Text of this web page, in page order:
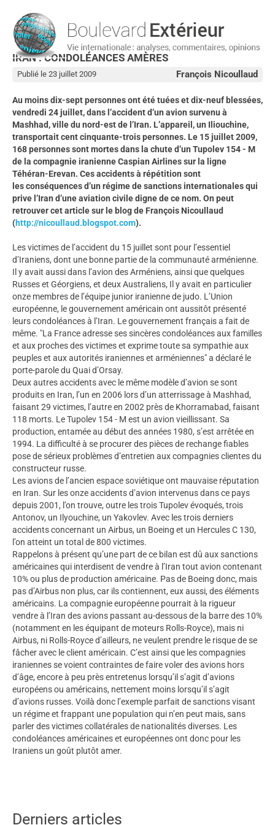
IRAN : CONDOLÉANCES AMÈRES
François Nicoullaud
Publié le 23 juillet 2009
Au moins dix-sept personnes ont été tuées et dix-neuf blessées,
vendredi 24 juillet, dans l’accident d’un avion survenu à
Mashhad, ville du nord-est de l’Iran. L’appareil, un Iliouchine,
transportait cent cinquante-trois personnes. Le 15 juillet 2009,
168 personnes sont mortes dans la chute d’un Tupolev 154 - M
de la compagnie iranienne Caspian Airlines sur la ligne
Téhéran-Erevan. Ces accidents à répétition sont
les conséquences d’un régime de sanctions internationales qui
prive l’Iran d’une aviation civile digne de ce nom. On peut
retrouver cet article sur le blog de François Nicoullaud
(http://nicoullaud.blogspot.com).
Les victimes de l’accident du 15 juillet sont pour l’essentiel
d’Iraniens, dont une bonne partie de la communauté arménienne.
Il y avait aussi dans l’avion des Arméniens, ainsi que quelques
Russes et Géorgiens, et deux Australiens, Il y avait en particulier
onze membres de l’équipe junior iranienne de judo. L’Union
européenne, le gouvernement américain ont aussitôt présenté
leurs condoléances à l’Iran. Le gouvernement français a fait de
même. "La France adresse ses sincères condoléances aux familles
et aux proches des victimes et exprime toute sa sympathie aux
peuples et aux autorités iraniennes et arméniennes" a déclaré le
porte-parole du Quai d’Orsay.
Deux autres accidents avec le même modèle d’avion se sont
produits en Iran, l’un en 2006 lors d’un atterrissage à Mashhad,
faisant 29 victimes, l’autre en 2002 près de Khorramabad, faisant
118 morts. Le Tupolev 154 - M est un avion vieillissant. Sa
production, entamée au début des années 1980, s’est arrêtée en
1994. La difficulté à se procurer des pièces de rechange fiables
pose de sérieux problèmes d’entretien aux compagnies clientes du
constructeur russe.
Les avions de l’ancien espace soviétique ont mauvaise réputation
en Iran. Sur les onze accidents d’avion intervenus dans ce pays
depuis 2001, l’on trouve, outre les trois Tupolev évoqués, trois
Antonov, un Ilyouchine, un Yakovlev. Avec les trois derniers
accidents concernant un Airbus, un Boeing et un Hercules C 130,
l’on atteint un total de 800 victimes.
Rappelons à présent qu’une part de ce bilan est dû aux sanctions
américaines qui interdisent de vendre à l’Iran tout avion contenant
10% ou plus de production américaine. Pas de Boeing donc, mais
pas d’Airbus non plus, car ils contiennent, eux aussi, des éléments
américains. La compagnie européenne pourrait à la rigueur
vendre à l’Iran des avions passant au-dessous de la barre des 10%
(notamment en les équipant de moteurs Rolls-Royce), mais ni
Airbus, ni Rolls-Royce d’ailleurs, ne veulent prendre le risque de se
fâcher avec le client américain. C’est ainsi que les compagnies
iraniennes se voient contraintes de faire voler des avions hors
d’âge, encore à peu près entretenus lorsqu’il s’agit d’avions
européens ou américains, nettement moins lorsqu’il s’agit
d’avions russes. Voilà donc l’exemple parfait de sanctions visant
un régime et frappant une population qui n’en peut mais, sans
parler des victimes collatérales de nationalités diverses. Les
condoléances américaines et européennes ont donc pour les
Iraniens un goût plutôt amer.
Derniers articles